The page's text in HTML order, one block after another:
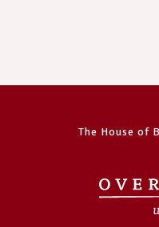
The House of